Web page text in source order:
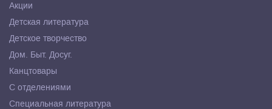
Акции
Детская литература
Детское творчество
Дом. Быт. Досуг.
Канцтовары
С отделениями
Специальная литература